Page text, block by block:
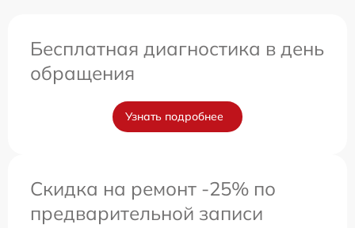
Бесплатная диагностика в день
обращения
Узнать подробнее
Скидка на ремонт -25% по
предварительной записи